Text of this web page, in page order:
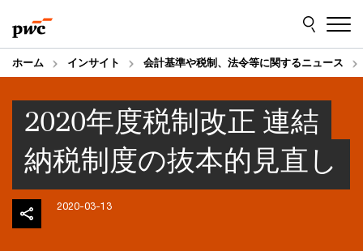
to
content
to
footer
ホーム インサイト 会計基準や税制、法令等に関するニュース
2020年度税制改正 連結
納税制度の抜本的見直し
2020-03-13